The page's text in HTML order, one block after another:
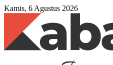
Kamis, 6 Agustus 2026